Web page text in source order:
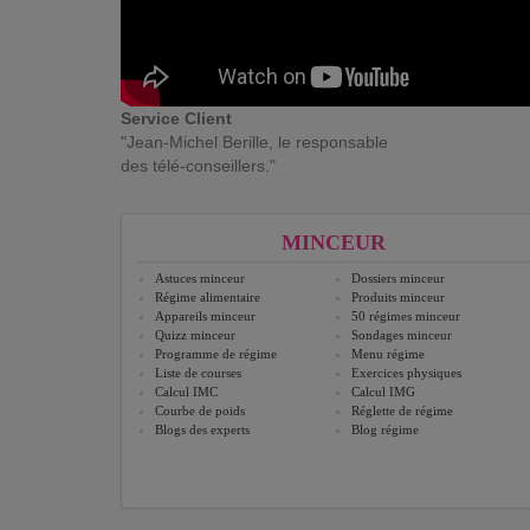
Service Client
"Jean-Michel Berille, le responsable
des télé-conseillers."
MINCEUR
Astuces minceur
Dossiers minceur
Régime alimentaire
Produits minceur
Appareils minceur
50 régimes minceur
Quizz minceur
Sondages minceur
Programme de régime
Menu régime
Liste de courses
Exercices physiques
Calcul IMC
Calcul IMG
Courbe de poids
Réglette de régime
Blogs des experts
Blog régime